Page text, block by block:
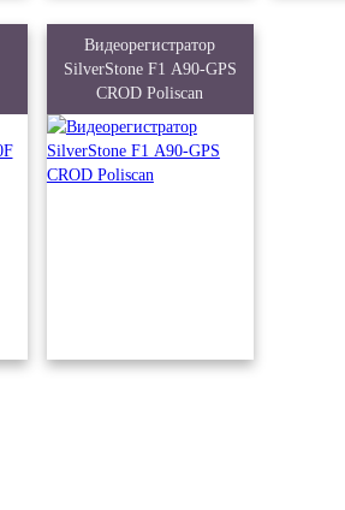
Видеорегистратор
SilverStone F1 А90-GPS
CROD Poliscan